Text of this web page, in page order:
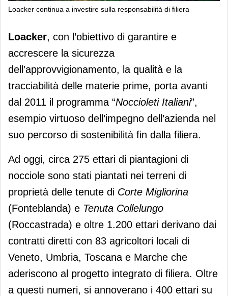
Loacker continua a investire sulla responsabilità di filiera
Loacker continua a investire sulla
responsabilità di filiera
Loacker, con l’obiettivo di garantire e
accrescere la sicurezza
dell’approvvigionamento, la qualità e la
tracciabilità delle materie prime, porta avanti
dal 2011 il programma “Noccioleti Italiani”,
esempio virtuoso dell’impegno dell’azienda nel
suo percorso di sostenibilità fin dalla filiera.
Ad oggi, circa 275 ettari di piantagioni di
nocciole sono stati piantati nei terreni di
proprietà delle tenute di Corte Migliorina
(Fonteblanda) e Tenuta Collelungo
(Roccastrada) e oltre 1.200 ettari derivano dai
contratti diretti con 83 agricoltori locali di
Veneto, Umbria, Toscana e Marche che
aderiscono al progetto integrato di filiera. Oltre
a questi numeri, si annoverano i 400 ettari su